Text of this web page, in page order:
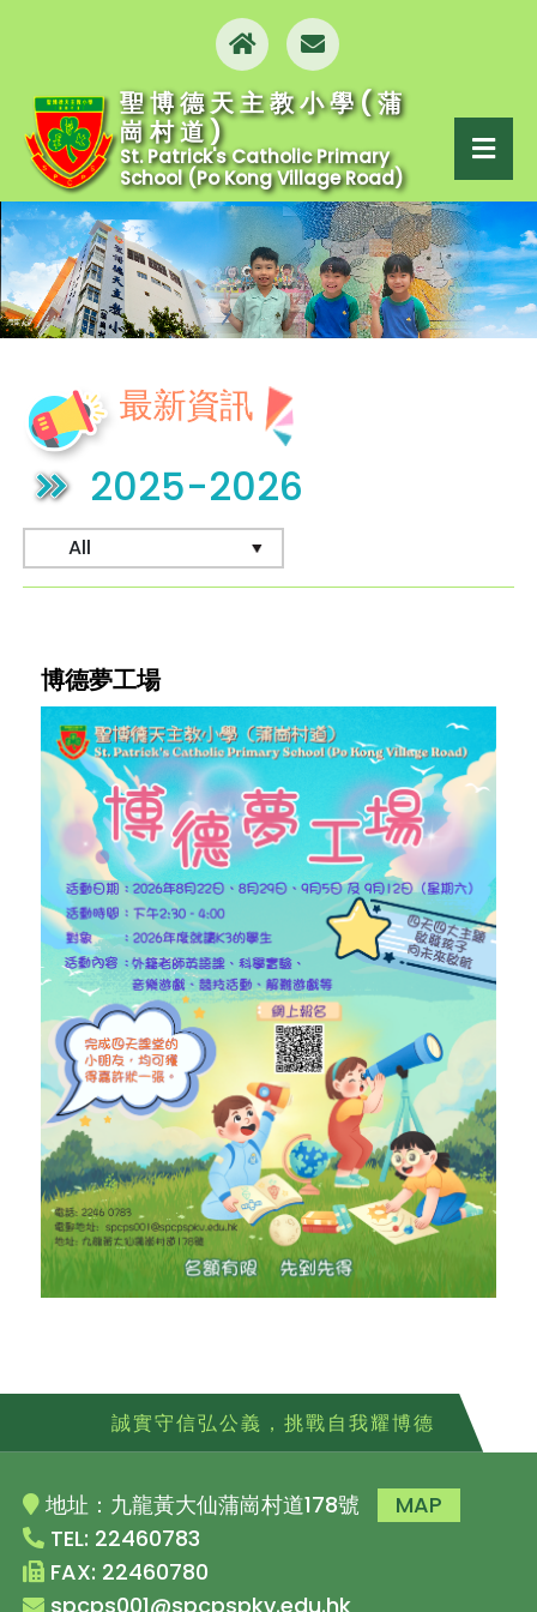
聖博德天主教小學(蒲
崗村道)
St. Patrick's Catholic Primary
School (Po Kong Village Road)
最新資訊
2025-2026
博德夢工場
誠實守信弘公義，挑戰自我耀博德
地址：九龍黃大仙蒲崗村道178號
MAP
TEL: 22460783
FAX: 22460780
spcps001@spcpspkv.edu.hk